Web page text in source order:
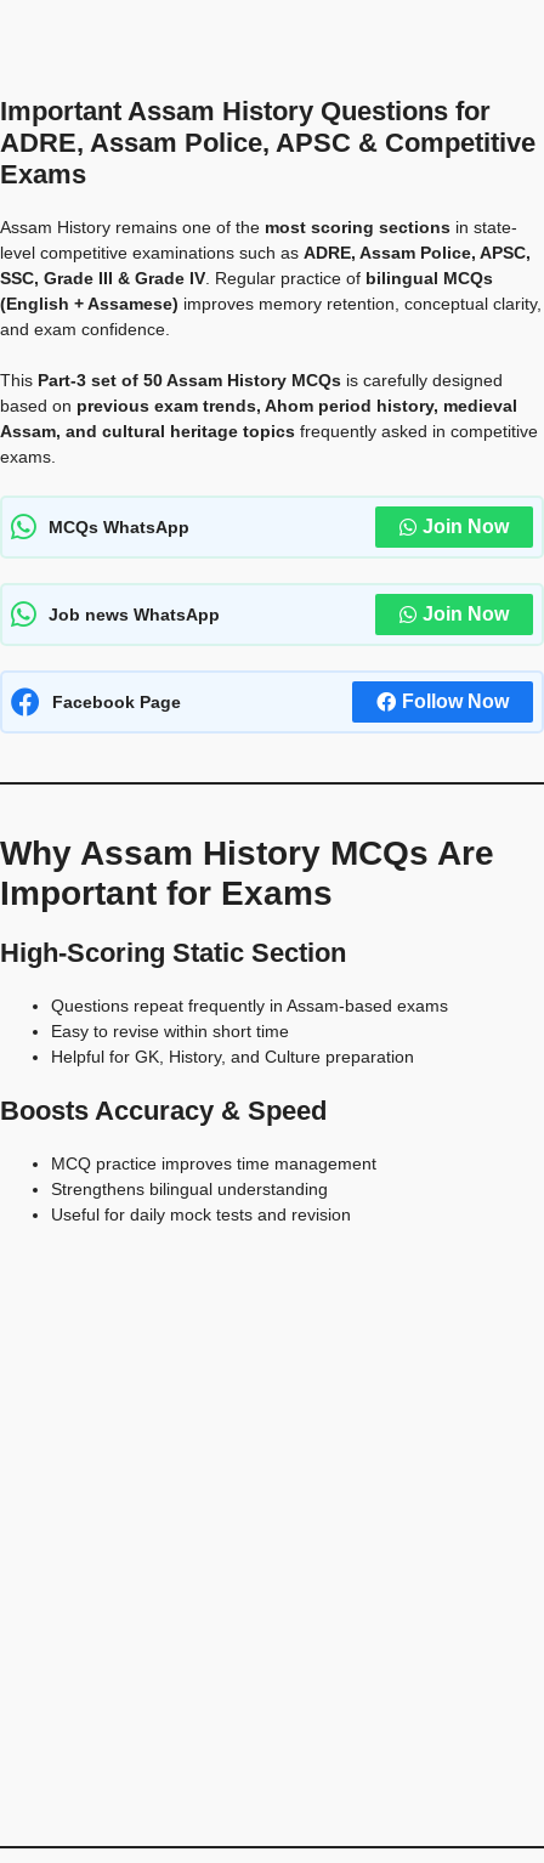
Important Assam History Questions for
ADRE, Assam Police, APSC & Competitive
Exams
Assam History remains one of the most scoring sections in state-
level competitive examinations such as ADRE, Assam Police, APSC,
SSC, Grade III & Grade IV. Regular practice of bilingual MCQs
(English + Assamese) improves memory retention, conceptual clarity,
and exam confidence.
This Part-3 set of 50 Assam History MCQs is carefully designed
based on previous exam trends, Ahom period history, medieval
Assam, and cultural heritage topics frequently asked in competitive
exams.
MCQs WhatsApp Join Now
Job news WhatsApp Join Now
Facebook Page Follow Now
Why Assam History MCQs Are
Important for Exams
High-Scoring Static Section
Questions repeat frequently in Assam-based exams
Easy to revise within short time
Helpful for GK, History, and Culture preparation
Boosts Accuracy & Speed
MCQ practice improves time management
Strengthens bilingual understanding
Useful for daily mock tests and revision